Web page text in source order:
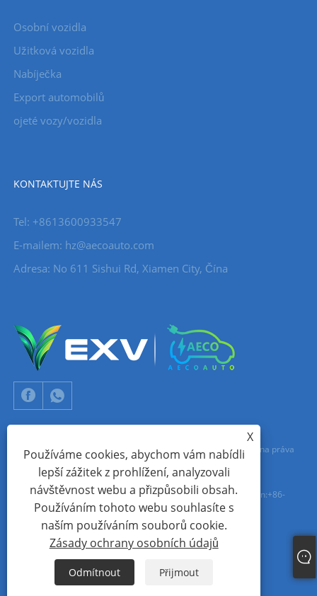
Osobní vozidla
Užitková vozidla
Nabíječka
Export automobilů
ojeté vozy/vozidla
KONTAKTUJTE NÁS
Tel: +8613600933547
E-mailem: hz@aecoauto.com
Adresa: No 611 Sishui Rd, Xiamen City, Čína
Copyright © 2024 Xiamen Aecoauto Technology Co., Ltd. Všechna práva
vyhrazena.
TECHNICKÁ PODPORA WEBOVÝCH STRÁNEK:SÍŤ TIANYUjack Lin:+86-
Sitemap RSS
XML
Zásady ochrany osobních údajů
X
Používáme cookies, abychom vám nabídli
lepší zážitek z prohlížení, analyzovali
návštěvnost webu a přizpůsobili obsah.
Používáním tohoto webu souhlasíte s
naším používáním souborů cookie.
Zásady ochrany osobních údajů
Odmítnout Přijmout